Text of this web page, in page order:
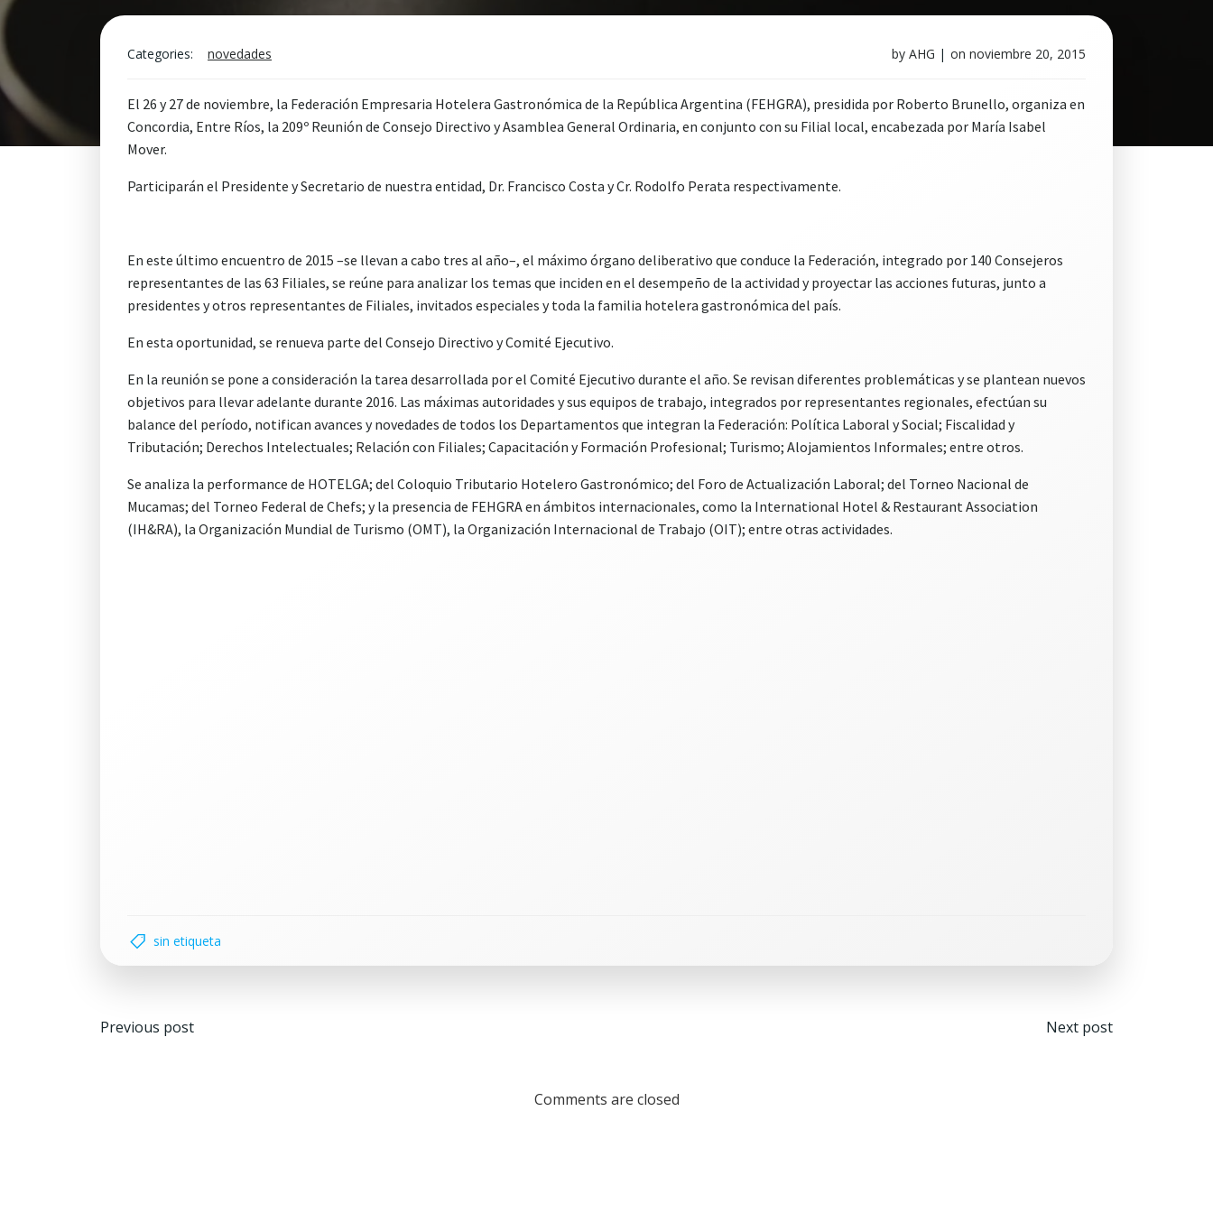
Categories: novedades by AHG | on noviembre 20, 2015
El 26 y 27 de noviembre, la Federación Empresaria Hotelera Gastronómica de la República Argentina (FEHGRA), presidida por Roberto Brunello, organiza en
Concordia, Entre Ríos, la 209º Reunión de Consejo Directivo y Asamblea General Ordinaria, en conjunto con su Filial local, encabezada por María Isabel
Mover.
Participarán el Presidente y Secretario de nuestra entidad, Dr. Francisco Costa y Cr. Rodolfo Perata respectivamente.
En este último encuentro de 2015 –se llevan a cabo tres al año–, el máximo órgano deliberativo que conduce la Federación, integrado por 140 Consejeros
representantes de las 63 Filiales, se reúne para analizar los temas que inciden en el desempeño de la actividad y proyectar las acciones futuras, junto a
presidentes y otros representantes de Filiales, invitados especiales y toda la familia hotelera gastronómica del país.
En esta oportunidad, se renueva parte del Consejo Directivo y Comité Ejecutivo.
En la reunión se pone a consideración la tarea desarrollada por el Comité Ejecutivo durante el año. Se revisan diferentes problemáticas y se plantean nuevos
objetivos para llevar adelante durante 2016. Las máximas autoridades y sus equipos de trabajo, integrados por representantes regionales, efectúan su
balance del período, notifican avances y novedades de todos los Departamentos que integran la Federación: Política Laboral y Social; Fiscalidad y
Tributación; Derechos Intelectuales; Relación con Filiales; Capacitación y Formación Profesional; Turismo; Alojamientos Informales; entre otros.
Se analiza la performance de HOTELGA; del Coloquio Tributario Hotelero Gastronómico; del Foro de Actualización Laboral; del Torneo Nacional de
Mucamas; del Torneo Federal de Chefs; y la presencia de FEHGRA en ámbitos internacionales, como la International Hotel & Restaurant Association
(IH&RA), la Organización Mundial de Turismo (OMT), la Organización Internacional de Trabajo (OIT); entre otras actividades.
sin etiqueta
Navegación
Previous post Next post
Comments are closed